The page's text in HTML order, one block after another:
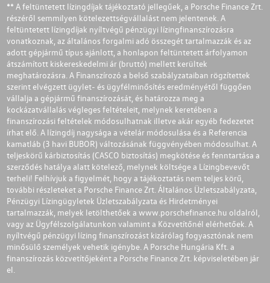
** A feltüntetett lízingdíjak tájékoztató jellegűek, a Porsche Finance Zrt.
részéről semmilyen kötelezettségvállalást nem jelentenek. A
feltüntetett lízingdíjak nyíltvégű pénzügyi lízingfinanszírozásra
vonatkoznak, az általános forgalmi adó összegét tartalmazzák és az
adott gépjármű típus ajánlott, a honlapon feltüntetett árfolyamon
átszámított kiskereskedelmi ár (bruttó) mellett kerültek
meghatározásra. A Finanszírozó a belső szabályzataiban rögzítettek
szerint elvégzett ügylet- és ügyfélminősítés eredményétől függően
vállalja a gépjármű finanszírozását, és határozza meg a
kockázatvállalás végleges feltételeit, melynek keretében a
finanszírozási feltételek módosulhatnak illetve akár egyéb fedezetet
írhat elő. A lízingdíj nagysága a vételár módosulása és a Referencia
kamatláb (3 havi BUBOR) változásának függvényében módosulhat. A
teljeskörű kárbiztosítás (CASCO biztosítás) megkötése és fenntartása a
szerződés hatálya alatt kötelező, melynek költsége a Lízingbevevőt
terheli! Felhívjuk a figyelmét, hogy a tájékoztatás nem teljes körű,
további részleteket a Porsche Finance Zrt. Általános Üzletszabályzata,
Pénzügyi Lízingügyletek Üzletszabályzata és Hirdetményei
tartalmazzák, melyek letölthetőek a www.porschefinance.hu oldalról,
vagy az Ügyfélszolgálatunkon valamint a Közvetítőnél elérhetőek. A
nyíltvégű pénzügyi lízing finanszírozást kizárólag fogyasztónak nem
minősülő személyek vehetik igénybe. A Porsche Hungária Kft. a
finanszírozás közvetítőjeként a Porsche Finance Zrt. képviseletében jár
el.